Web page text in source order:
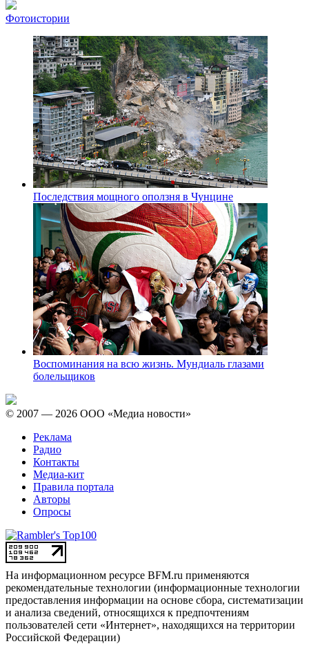
Фотоистории
Последствия мощного оползня в Чунцине
Воспоминания на всю жизнь. Мундиаль глазами
болельщиков
© 2007 — 2026 ООО «Медиа новости»
Реклама
Радио
Контакты
Медиа-кит
Правила портала
Авторы
Опросы
На информационном ресурсе BFM.ru применяются
рекомендательные технологии (информационные технологии
предоставления информации на основе сбора, систематизации
и анализа сведений, относящихся к предпочтениям
пользователей сети «Интернет», находящихся на территории
Российской Федерации)